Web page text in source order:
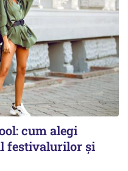
cum alegi
festivalurilor și